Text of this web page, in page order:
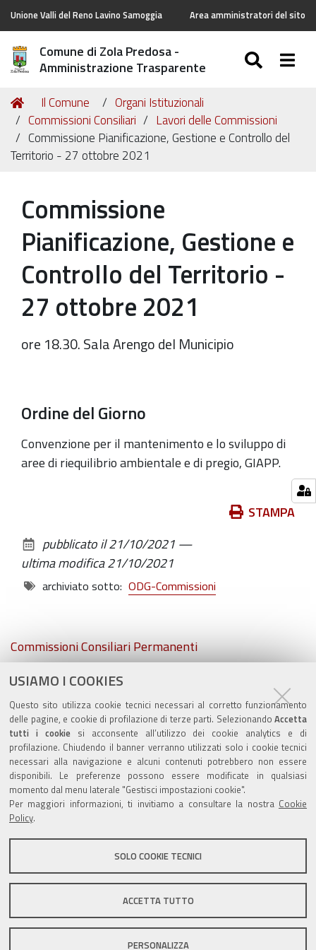
USIAMO I COOKIES
Questo sito utilizza cookie tecnici necessari al corretto funzionamento
delle pagine, e cookie di profilazione di terze parti. Selezionando Accetta
tutti i cookiesi acconsente all’utilizzo dei cookie analytics e di
profilazione. Chiudendo il banner verranno utilizzati solo i cookie tecnici
necessari alla navigazione e alcuni contenuti potrebbero non essere
disponibili. Le preferenze possono essere modificate in qualsiasi
momento dal menu laterale "Gestisci impostazioni cookie".
Per maggiori informazioni, ti invitiamo a consultare la nostra Cookie
Policy.
SOLO COOKIE TECNICI
ACCETTA TUTTO
PERSONALIZZA
Unione Valli del Reno Lavino Samoggia Area amministratori del sito
Comune di Zola Predosa -
Amministrazione Trasparente
Tu
sei
qui:
Home
Il Comune
Organi Istituzionali
Commissioni Consiliari
Lavori delle Commissioni
Commissione Pianificazione, Gestione e Controllo del
Territorio - 27 ottobre 2021
Commissione
Pianificazione, Gestione e
Controllo del Territorio -
27 ottobre 2021
ore 18.30. Sala Arengo del Municipio
Ordine del Giorno
Convenzione per il mantenimento e lo sviluppo di
aree di riequilibrio ambientale e di pregio, GIAPP.
documento
STAMPA
pubblicato il21/10/2021 —
ultima modifica21/10/2021
archiviato sotto: ODG-Commissioni
Navigazione
Commissioni Consiliari Permanenti
Commissione Elettorale comunale
Lavori delle Commissioni
Valuta questo sito
Sito istituzionale Comune di Zola Predosa